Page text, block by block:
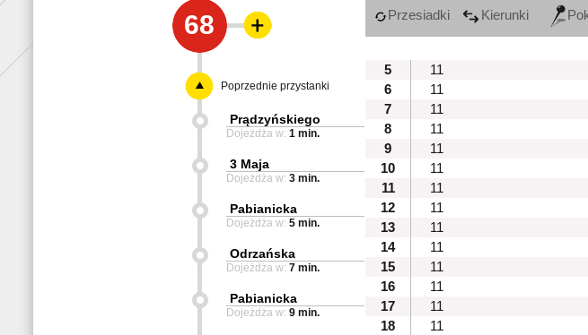
68 Przesiadki Kierunki
5
11
6
11
7
11
8
11
9
11
10
11
11
11
12
11
13
11
14
11
15
11
16
11
17
11
18
11
Poprzednie przystanki
Prądzyńskiego
Dojeżdża w: 1 min.
3 Maja
Dojeżdża w: 3 min.
Pabianicka
Dojeżdża w: 5 min.
Odrzańska
Dojeżdża w: 7 min.
Pabianicka
Dojeżdża w: 9 min.